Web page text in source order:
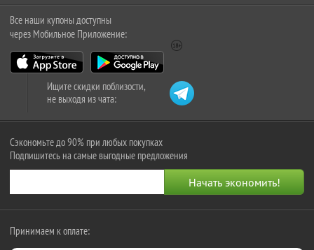
Все наши купоны доступны
через Мобильное Приложение:
Ищите скидки поблизости,
не выходя из чата:
Сэкономьте до 90% при любых покупках
Подпишитесь на самые выгодные предложения
Принимаем к оплате: